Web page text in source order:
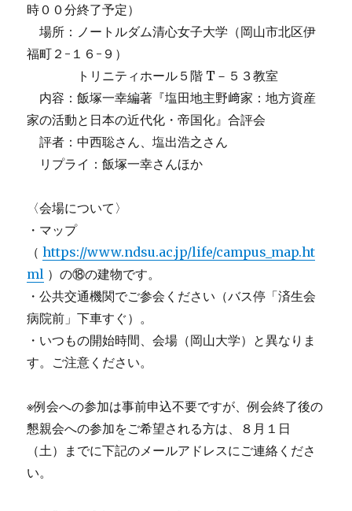
時００分終了予定）
場所：ノートルダム清心女子大学（岡山市北区伊
福町２-１６-９）
トリニティホール５階 T－５３教室
内容：飯塚一幸編著『塩田地主野﨑家：地方資産
家の活動と日本の近代化・帝国化』合評会
評者：中西聡さん、塩出浩之さん
リプライ：飯塚一幸さんほか
〈会場について〉
・マップ
（https://www.ndsu.ac.jp/life/campus_map.ht
ml ）の⑱の建物です。
・公共交通機関でご参会ください（バス停「済生会
病院前」下車すぐ）。
・いつもの開始時間、会場（岡山大学）と異なりま
す。ご注意ください。
※例会への参加は事前申込不要ですが、例会終了後の
懇親会への参加をご希望される方は、８月１日
（土）までに下記のメールアドレスにご連絡くださ
い。